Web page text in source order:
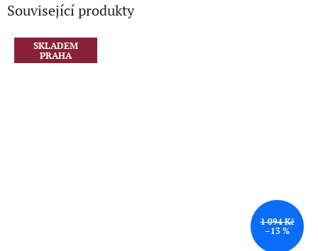
Související produkty
SKLADEM
PRAHA
1 094 Kč
–13 %